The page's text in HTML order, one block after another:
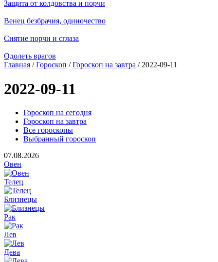
Защита от колдовства и порчи
Венец безбрачия, одиночество
Снятие порчи и сглаза
Одолеть врагов
Главная /Гороскоп /Гороскоп на завтра / 2022-09-11
2022-09-11
Гороскоп на сегодня
Гороскоп на завтра
Все гороскопы
Выбранный гороскоп
07.08.2026
Овен
Телец
Близнецы
Рак
Лев
Дева